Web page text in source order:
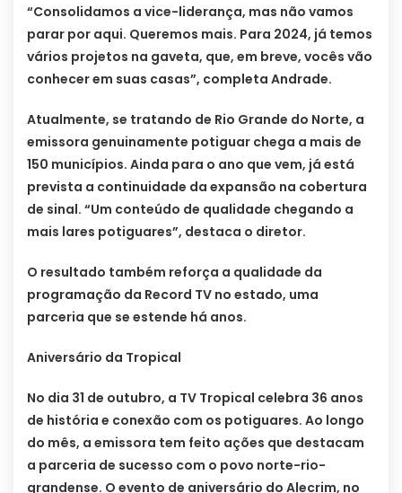
“Consolidamos a vice-liderança, mas não vamos
parar por aqui. Queremos mais. Para 2024, já temos
vários projetos na gaveta, que, em breve, vocês vão
conhecer em suas casas”, completa Andrade.
Atualmente, se tratando de Rio Grande do Norte, a
emissora genuinamente potiguar chega a mais de
150 municípios. Ainda para o ano que vem, já está
prevista a continuidade da expansão na cobertura
de sinal. “Um conteúdo de qualidade chegando a
mais lares potiguares”, destaca o diretor.
O resultado também reforça a qualidade da
programação da Record TV no estado, uma
parceria que se estende há anos.
Aniversário da Tropical
No dia 31 de outubro, a TV Tropical celebra 36 anos
de história e conexão com os potiguares. Ao longo
do mês, a emissora tem feito ações que destacam
a parceria de sucesso com o povo norte-rio-
grandense. O evento de aniversário do Alecrim, no